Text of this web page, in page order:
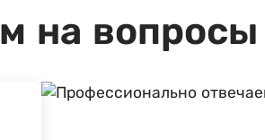
на вопросы